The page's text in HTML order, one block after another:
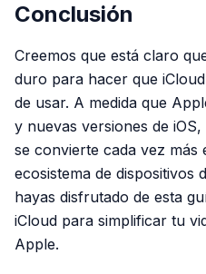
Conclusión
Creemos que está claro
duro para hacer que
de usar. A medida que
y nuevas versiones de
se convierte cada vez más
ecosistema de dispositivos
hayas disfrutado de esta
iCloud para simplificar tu
Apple.